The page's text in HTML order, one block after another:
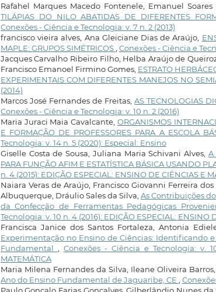
Rafahel Marques Macedo Fontenele, Emanuel Soares
TILÁPIAS DO NILO ABATIDAS DE DIFERENTES
Conexões - Ciência e Tecnologia: v. 7 n. 2 (2013)
francisco vieira alves, Ana Gleiciane Dias de Araújo,
MAPLE: GRUPOS SIMÉTRICOS Conexões - Ciência e
Jacques Carvalho Ribeiro Filho, Helba Araújo de
Francisco Emanoel Firmino Gomes, ESTRATO
EXPERIMENTAIS COM DIFERENTES MANEJOS NO
(2014)
Marcos José Fernandes de Freitas,AS TECNOLOGIAS
Conexões - Ciência e Tecnologia: v. 10 n. 2 (2016)
Maria Juraci Maia Cavalcante, ORGANISMOS
E FORMAÇÃO DE PROFESSORES PARA A ESCOLA
Tecnologia: v. 14 n. 5 (2020): Especial: Ensino
Giselle Costa de Sousa, Juliana Maria Schivani Alves, A
PARA FUNÇÃO AFIM E ESTATÍSTICA BÁSICA USANDO
n. 4 (2015): EDIÇÃO ESPECIAL: ENSINO DE CIÊNCIAS E
Naiara Veras de Araújo, Francisco Giovanni Ferreira
Albuquerque, Dráulio Sales da Silva, As Contribuições
da Confecção de Ferramentas Pedagógicas
Tecnologia: v. 10 n. 4 (2016): EDIÇÃO ESPECIAL: ENSINO
Francisca Janice dos Santos Fortaleza, Antonia
Experimentação no Ensino de Ciências: Identificando
Fundamental
Conexões - Ciência e Tecnologia: v.
MATEMÁTICA
Maria Milena Fernandes da Silva, Ileane Oliveira Barros,
Ano do Ensino Fundamental de Jaguaribe, CE